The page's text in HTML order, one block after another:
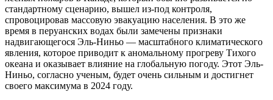
стандартному сценарию, вышел из-под контроля,
спровоцировав массовую эвакуацию населения. В это же
время в перуанских водах были замечены признаки
надвигающегося Эль-Ниньо — масштабного климатического
явления, которое приводит к аномальному прогреву Тихого
океана и оказывает влияние на глобальную погоду. Этот Эль-
Ниньо, согласно ученым, будет очень сильным и достигнет
своего максимума в 2024 году.